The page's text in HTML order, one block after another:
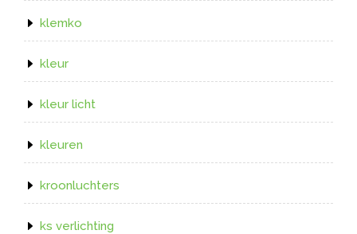
klemko
kleur
kleur licht
kleuren
kroonluchters
ks verlichting